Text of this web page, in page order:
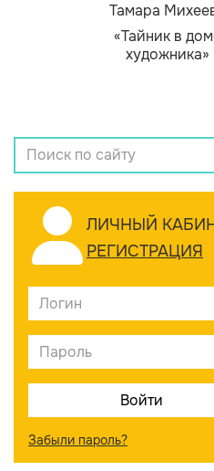
Тамара
«Тайник в
художника»
ЛИЧНЫЙ
РЕГИСТРАЦИЯ
Забыли пароль?